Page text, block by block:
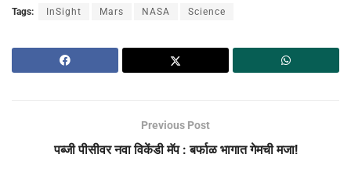
Tags: InSight Mars NASA Science
Previous Post
पब्जी पीसीवर नवा विकेंडी मॅप : बर्फाळ भागात गेमची मजा!